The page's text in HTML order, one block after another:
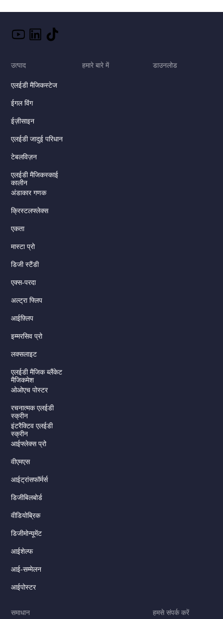
उत्पाद
एलईडी मैजिकस्टेज
ईगल विंग
ईज़ीसाइन
एलईडी जादुई परिधान
टेबलविज़न
एलईडी मैजिकस्काई
कालीन
अंडाकार गणक
क्रिस्टलफ्लेक्स
एकता
मास्टा प्रो
डिजी स्टैंडी
एक्स-परदा
अल्ट्रा फ्लिप
आईफ़्लिप
इम्मरसिव प्रो
लक्सलाइट
एलईडी मैजिक ब्लैंकेट
मैजिकमेश
ओओएच पोस्टर
रचनात्मक एलईडी
स्क्रीन
इंटरैक्टिव एलईडी
स्क्रीन
आईफ्लेक्स प्रो
वीएमएस
आईट्रांसफॉर्मर्स
डिजीबिलबोर्ड
वीडियोब्रिक
डिजीमोन्यूमेंट
आईशेल्फ
आई-सम्मेलन
आईपोस्टर
हमारे बारे में डाउनलोड
समाधान हमसे संपर्क करें
Korean
Italian
Dutch
Serbian